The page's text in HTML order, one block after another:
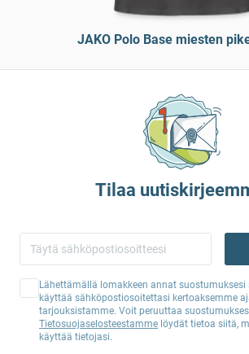
JAKO Polo Base miesten
Tilaa
Lähettämällä lomakkeen annat suostumuksesi
käyttää sähköpostiosoitettasi kertoaksemme
tarjouksistamme. Voit peruuttaa
Tietosuojaselosteestamme löydät tietoa siitä,
käyttää tietojasi.